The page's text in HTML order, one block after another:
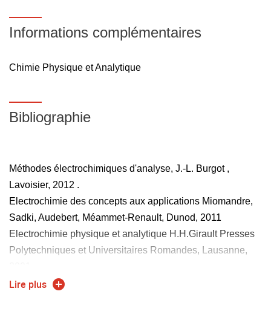
Informations complémentaires
Chimie Physique et Analytique
Bibliographie
Méthodes électrochimiques d'analyse, J.-L. Burgot ,
Lavoisier, 2012 .
Electrochimie des concepts aux applications Miomandre,
Sadki, Audebert, Méammet-Renault, Dunod, 2011
Electrochimie physique et analytique H.H.Girault Presses
Polytechniques et Universitaires Romandes, Lausanne,
Electrochemical Methods A. J. Bard, L. R. Faulkner Wiley,
Lire plus